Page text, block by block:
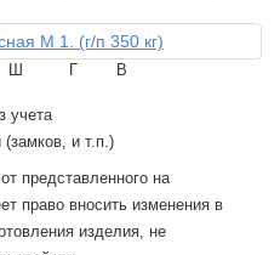
Ш В
Г
учета
и т.п.)
представленного на
право вносить изменения в
изделия, не